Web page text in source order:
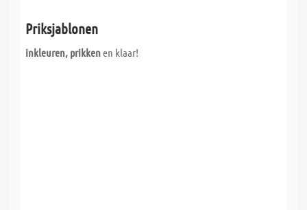
Priksjablonen
inkleuren, prikkenen klaar!